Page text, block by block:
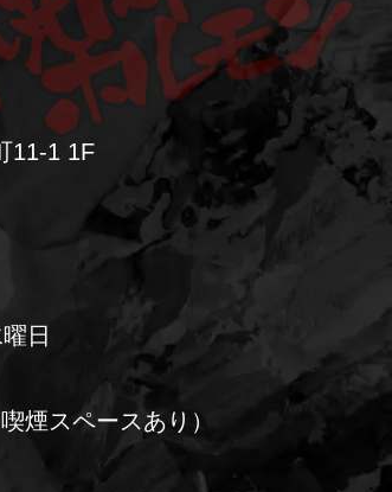
11-1 1F
日
煙スペースあり）